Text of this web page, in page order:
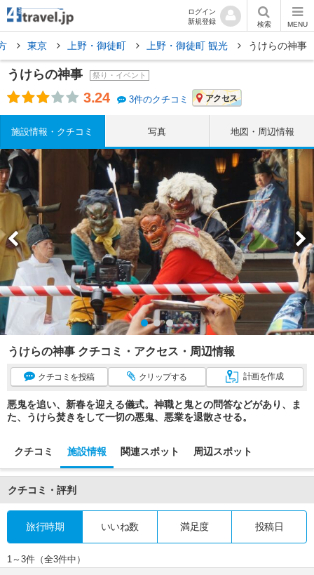
ログイン
新規登録
検索 MENU
東京 上野・御徒町 上野・御徒町 観光 うけらの神事
うけらの神事 祭り・イベント
3.24 3件のクチコミ アクセス
施設情報・クチコミ 写真 地図・周辺情報
うけらの神事 クチコミ・アクセス・周辺情報
クチコミ を投稿 クリップする 計画を作成
悪鬼を追い、新春を迎える儀式。神職と鬼との問答などがあり、ま
た、うけら焚きをして一切の悪鬼、悪業を退散させる。
クチコミ 施設情報 関連スポット 周辺スポット
クチコミ・評判
旅行時期 いいね数 満足度 投稿日
1～3件（全3件中）